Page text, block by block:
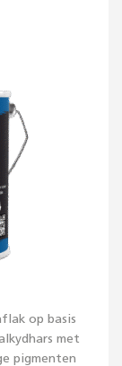
op basis
met
pigmenten